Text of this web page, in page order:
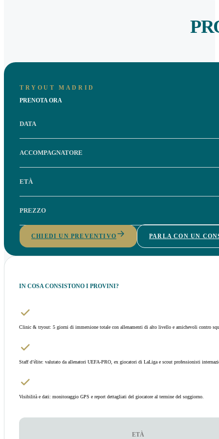
TRYOUT MADRID
PRENOTA ORA
DATA
ACCOMPAGNATORE
ETÀ
PREZZO
CHIEDI UN PREVENTIVO PARLA CON UN
IN COSA CONSISTONO I PROVINI?
Clinic & tryout: 5 giorni di immersione totale con allenamenti di alto livello e amichevoli contro
Staff d’élite: valutato da allenatori UEFA-PRO, ex giocatori di LaLiga e scout professionisti
Visibilità e dati: monitoraggio GPS e report dettagliati del giocatore al termine del soggiorno.
ETÀ